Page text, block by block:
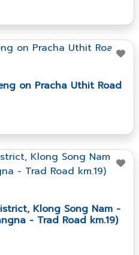
on Pracha Uthit Road
Klong Song Nam -
- Trad Road km.19)